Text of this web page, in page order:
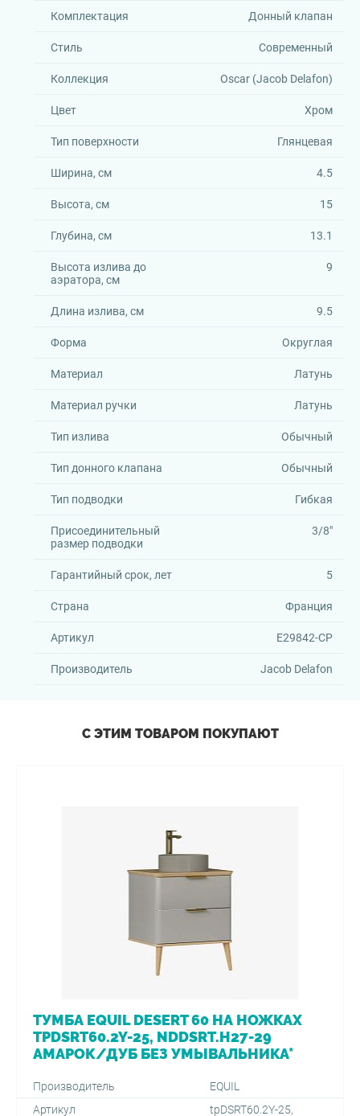
Комплектация Донный клапан
Стиль Современный
Коллекция Oscar (Jacob Delafon)
Цвет Хром
Тип поверхности Глянцевая
Ширина, см 4.5
Высота, см 15
Глубина, см 13.1
Высота излива до
аэратора, см
9
Длина излива, см 9.5
Форма Округлая
Материал Латунь
Материал ручки Латунь
Тип излива Обычный
Тип донного клапана Обычный
Тип подводки Гибкая
Присоединительный
размер подводки
3/8"
Гарантийный срок, лет 5
Страна Франция
Артикул E29842-CP
Производитель Jacob Delafon
С ЭТИМ ТОВАРОМ ПОКУПАЮТ
ТУМБА EQUIL DESERT 60 НА НОЖКАХ
TPDSRT60.2Y-25, NDDSRT.H27-29
АМАРОК/ДУБ БЕЗ УМЫВАЛЬНИКА*
Производитель
EQUIL
Артикул
tpDSRT60.2Y-25,